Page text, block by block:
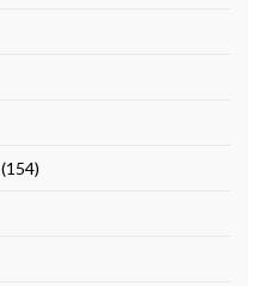
(154)